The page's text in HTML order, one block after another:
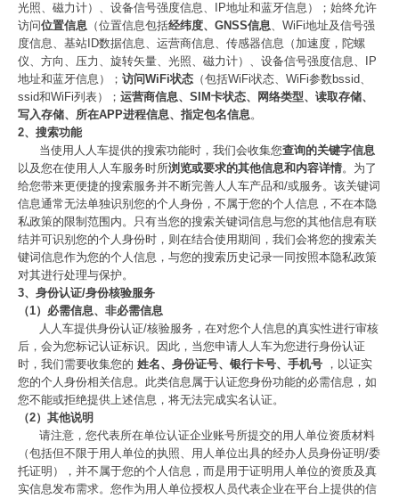
光照、磁力计）、设备信号强度信息、IP地址和蓝牙信息）；始终允许
访问位置信息 （位置信息包括经纬度、GNSS信息、WiFi地址及信号强
度信息、基站ID数据信息、运营商信息、传感器信息（加速度，陀螺
仪、方向、压力、旋转矢量、光照、磁力计）、设备信号强度信息、IP
地址和蓝牙信息）； 访问WiFi状态 （包括WiFi状态、WiFi参数bssid、
ssid和WiFi列表）； 运营商信息、SIM卡状态、网络类型、读取存储、
写入存储、所在APP进程信息、指定包名信息。
2、搜索功能
当使用人人车提供的搜索功能时，我们会收集您查询的关键字信息
以及您在使用人人车服务时所浏览或要求的其他信息和内容详情。为了
给您带来更便捷的搜索服务并不断完善人人车产品和/或服务。该关键词
信息通常无法单独识别您的个人身份，不属于您的个人信息，不在本隐
私政策的限制范围内。只有当您的搜索关键词信息与您的其他信息有联
结并可识别您的个人身份时，则在结合使用期间，我们会将您的搜索关
键词信息作为您的个人信息，与您的搜索历史记录一同按照本隐私政策
对其进行处理与保护。
3、身份认证/身份核验服务
（1）必需信息、非必需信息
人人车提供身份认证/核验服务，在对您个人信息的真实性进行审核
后，会为您标记认证标识。因此，当您申请人人车为您进行身份认证
时，我们需要收集您的 姓名、身份证号、银行卡号、手机号 ，以证实
您的个人身份相关信息。此类信息属于认证您身份功能的必需信息，如
您不能或拒绝提供上述信息，将无法完成实名认证。
（2）其他说明
请注意，您代表所在单位认证企业账号所提交的用人单位资质材料
（包括但不限于用人单位的执照、用人单位出具的经办人员身份证明/委
托证明），并不属于您的个人信息，而是用于证明用人单位的资质及真
实信息发布需求。您作为用人单位授权人员代表企业在平台上提供的信